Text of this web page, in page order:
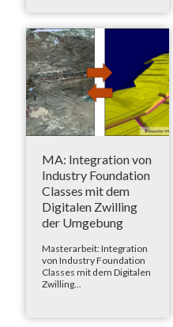
MA: Integration von
Industry Foundation
Classes mit dem
Digitalen Zwilling
der Umgebung
Masterarbeit: Integration
von Industry Foundation
Classes mit dem Digitalen
Zwilling...